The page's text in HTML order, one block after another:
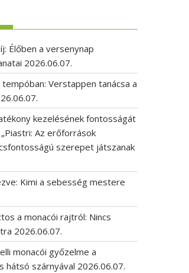
Élőben a versenynap
2026.06.07.
Verstappen tanácsa a
kezelésének fontosságát
Az erőforrások
szerepet játszanak
Kimi a sebesség mestere
a monacói rajtról: Nincs
2026.06.07.
monacói győzelme a
hátsó szárnyával 2026.06.07.